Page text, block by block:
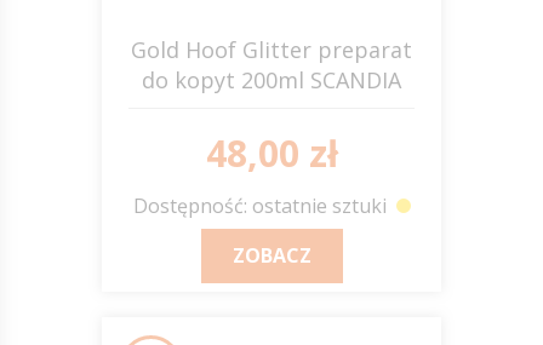
Gold Hoof Glitter preparat
do kopyt 200ml SCANDIA
48,00 zł
Dostępność: ostatnie sztuki
ZOBACZ